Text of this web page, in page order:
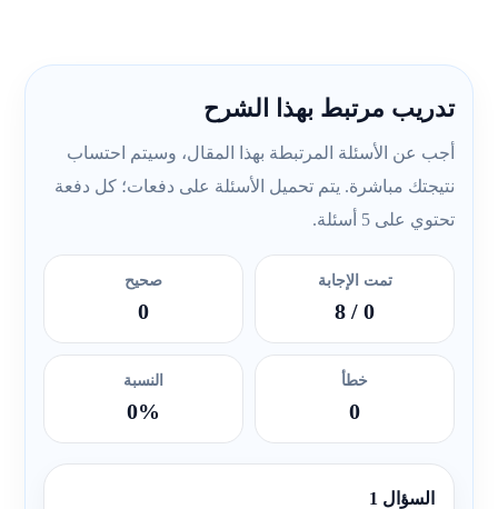
تدريب مرتبط بهذا الشرح
أجب عن الأسئلة المرتبطة بهذا المقال، وسيتم احتساب
نتيجتك مباشرة. يتم تحميل الأسئلة على دفعات؛ كل دفعة
تحتوي على 5 أسئلة.
تمت الإجابة
0
/ 8
صحيح
0
خطأ
0
النسبة
0%
السؤال 1